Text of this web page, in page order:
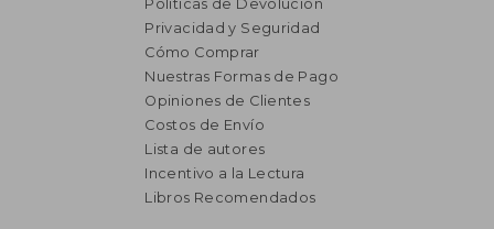
Políticas de Devolución
Privacidad y Seguridad
Cómo Comprar
Nuestras Formas de Pago
Opiniones de Clientes
Costos de Envío
Lista de autores
Incentivo a la Lectura
Libros Recomendados